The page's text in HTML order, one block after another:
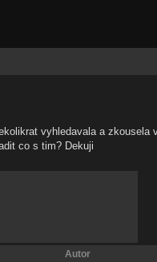
vyhledavala a zkousela
co s tim? Dekuji
Autor